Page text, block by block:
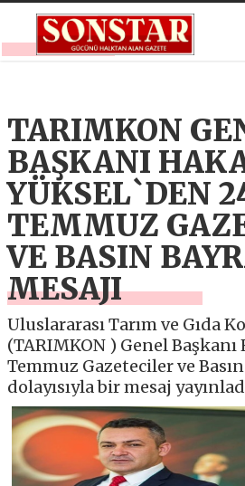
TARIMKON
BAŞKANI
YÜKSEL`DEN
TEMMUZ
VE BASIN
MESAJI
Uluslararası Tarım ve Gıda
(TARIMKON ) Genel Başkanı
Temmuz Gazeteciler ve
dolayısıyla bir mesaj